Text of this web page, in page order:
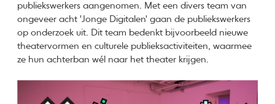
publiekswerkers aangenomen. Met een divers team van
ongeveer acht 'Jonge Digitalen' gaan de publiekswerkers
op onderzoek uit. Dit team bedenkt bijvoorbeeld nieuwe
theatervormen en culturele publieksactiviteiten, waarmee
ze hun achterban wél naar het theater krijgen.